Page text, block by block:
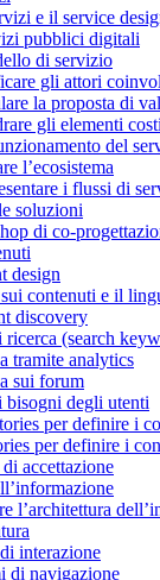
e il service
pubblici digitali
di servizio
gli attori
la proposta di
gli elementi
del
l’ecosistema
i flussi di
soluzioni
di co-
design
contenuti e il
discovery
(search
tramite analytics
sui forum
bisogni degli utenti
per definire i
per definire i
accettazione
l’architettura
interazione
di navigazione